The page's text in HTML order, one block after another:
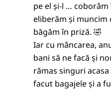
pe el și-l …
eliberăm și muncim
băgăm în priză. 🤣
Iar cu mâncarea,
bani să ne facă și
rămas singuri
facut bagajele și a